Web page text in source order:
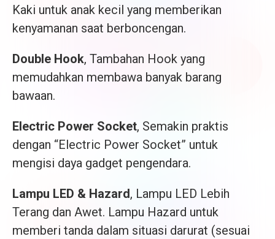
Kaki untuk anak kecil yang memberikan
kenyamanan saat berboncengan.
Double Hook, Tambahan Hook yang
memudahkan membawa banyak barang
bawaan.
Electric Power Socket, Semakin praktis
dengan “Electric Power Socket” untuk
mengisi daya gadget pengendara.
Lampu LED & Hazard, Lampu LED Lebih
Terang dan Awet. Lampu Hazard untuk
memberi tanda dalam situasi darurat (sesuai